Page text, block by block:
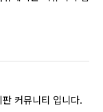
커뮤니티 입니다.